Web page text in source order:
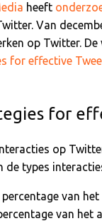
heeft
Van
op Twitter.
for effective
for
op
types
van
van